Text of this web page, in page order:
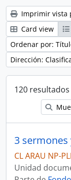
Imprimir vista
Card view
Ordenar por:
Dirección:
120
CL ARAU NP-
Unidad